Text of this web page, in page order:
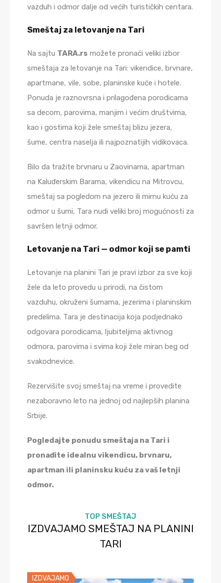
vazduh i odmor dalje od većih turističkih centara.
Smeštaj za letovanje na Tari
Na sajtu TARA.rs možete pronaći veliki izbor
smeštaja za letovanje na Tari: vikendice, brvnare,
apartmane, vile, sobe, planinske kuće i hotele.
Ponuda je raznovrsna i prilagođena porodicama
sa decom, parovima, manjim i većim društvima,
kao i gostima koji žele smeštaj blizu jezera,
šume, centra naselja ili najpoznatijih vidikovaca.
Bilo da tražite brvnaru u Zaovinama, apartman
na Kaluđerskim Barama, vikendicu na Mitrovcu,
smeštaj sa pogledom na jezero ili mirnu kuću za
odmor u šumi, Tara nudi veliki broj mogućnosti za
savršen letnji odmor.
Letovanje na Tari — odmor koji se pamti
Letovanje na planini Tari je pravi izbor za sve koji
žele da leto provedu u prirodi, na čistom
vazduhu, okruženi šumama, jezerima i planinskim
predelima. Tara je destinacija koja podjednako
odgovara porodicama, ljubiteljima aktivnog
odmora, parovima i svima koji žele miran beg od
svakodnevice.
Rezervišite svoj smeštaj na vreme i provedite
nezaboravno leto na jednoj od najlepših planina
Srbije.
Pogledajte ponudu smeštaja na Tari i
pronađite idealnu vikendicu, brvnaru,
apartman ili planinsku kuću za vaš letnji
odmor.
TOP SMEŠTAJ
IZDVAJAMO SMEŠTAJ NA PLANINI
TARI
IZDVAJAMO